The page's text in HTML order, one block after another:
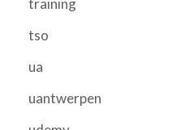
tso
ua
uantwerpen